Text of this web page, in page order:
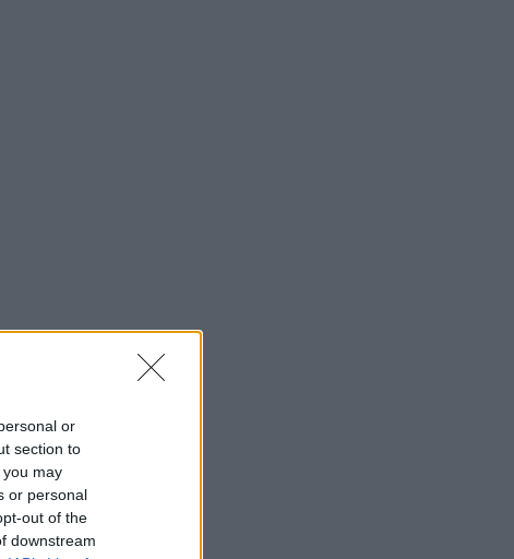
or
section to
may
or personal
out of the
downstream